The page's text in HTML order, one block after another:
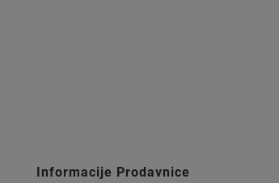
Informacije Prodavnice